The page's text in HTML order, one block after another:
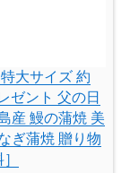
大サイズ 約
ゼント 父の日
産 鰻の蒲焼 美
ぎ蒲焼 贈り物